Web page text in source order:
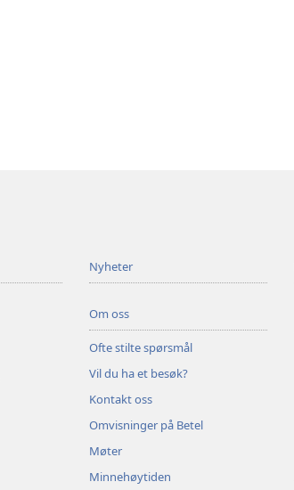
Nyheter
Om oss
Ofte stilte spørsmål
Vil du ha et besøk?
Kontakt oss
Omvisninger på Betel
Møter
Minnehøytiden